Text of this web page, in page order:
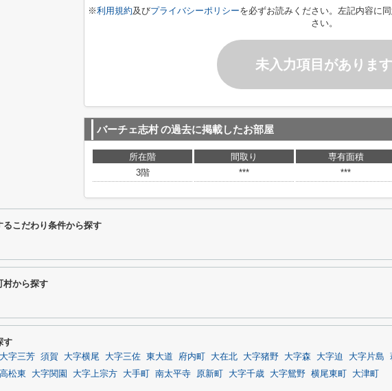
※利用規約及びプライバシーポリシーを必ずお読みください。左記内容に
さい。
未入力項目があります
バーチェ志村の過去に掲載したお部屋
所在階 間取り 専有面積
3階
*** ***
るこだわり条件から探す
村から探す
す
大字三芳 須賀 大字横尾 大字三佐 東大道 府内町 大在北 大字猪野 大字森 大字迫 大字片島
高松東 大字関園 大字上宗方 大手町 南太平寺 原新町 大字千歳 大字鴛野 横尾東町 大津町